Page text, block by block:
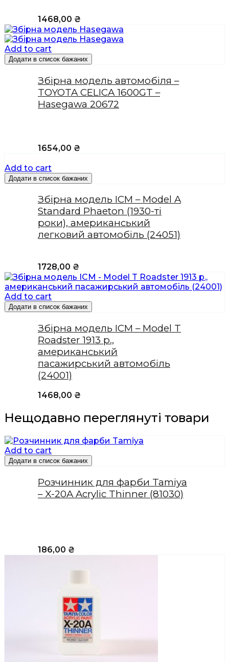
1468,00 ₴
Add to cart
Додати в список бажаних
Збірна модель автомобіля –
TOYOTA CELICA 1600GT –
Hasegawa 20672
1654,00 ₴
Add to cart
Додати в список бажаних
Збірна модель ICM – Model A
Standard Phaeton (1930-ті
роки), американський
легковий автомобіль (24051)
1728,00 ₴
Add to cart
Додати в список бажаних
Збірна модель ICM – Model T
Roadster 1913 р.,
американський
пасажирський автомобіль
(24001)
1468,00 ₴
Нещодавно переглянуті товари
Add to cart
Додати в список бажаних
Розчинник для фарби Tamiya
– X-20A Acrylic Thinner (81030)
186,00 ₴